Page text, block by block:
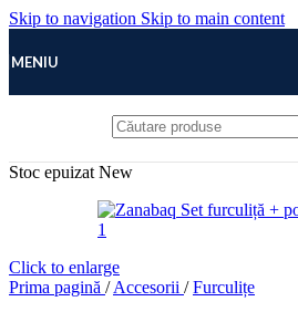
Skip to navigation Skip to main content
MENIU
Stoc epuizat New
Click to enlarge
Prima pagină / Accesorii / Furculițe